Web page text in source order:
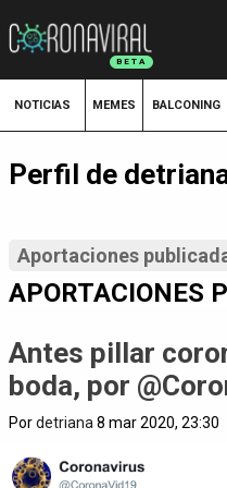
NOTICIAS MEMES BALCONING
Perfil de
Aportaciones
APORTACIONES
Antes pillar
boda, por
Pordetriana 8 mar 2020, 23:30